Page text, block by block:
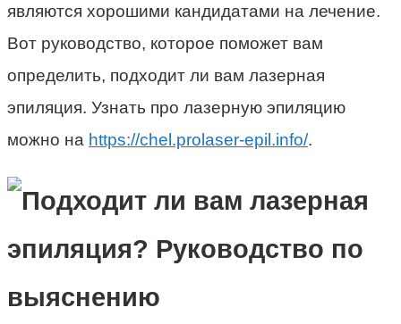
являются хорошими кандидатами на лечение.
Вот руководство, которое поможет вам
определить, подходит ли вам лазерная
эпиляция. Узнать про лазерную эпиляцию
можно на https://chel.prolaser-epil.info/.